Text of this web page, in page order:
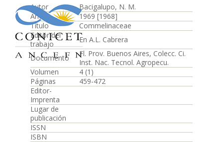
Autor
Bacigalupo, N. M.
Año
1969 [1968]
Título
Commelinaceae
Editor del
trabajo
En A.L. Cabrera
Documento
Fl. Prov. Buenos Aires, Colecc. Ci.
Inst. Nac. Tecnol. Agropecu.
Volumen
4 (1)
Páginas
459-472
Editor-
Imprenta
Lugar de
publicación
ISSN
ISBN